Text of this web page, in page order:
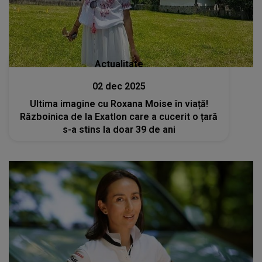
Actualitate
02 dec 2025
Ultima imagine cu Roxana Moise în viață!
Războinica de la Exatlon care a cucerit o țară
s-a stins la doar 39 de ani